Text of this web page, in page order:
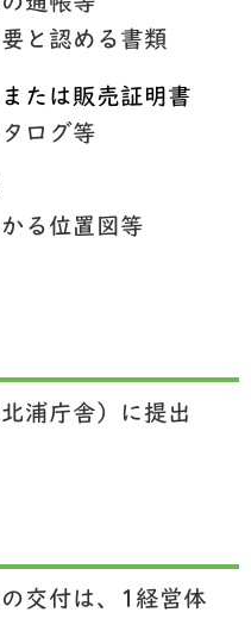
認める書類
たは販売証明書
ログ等
位置図等
浦庁舎）に提出
交付は、1経営体